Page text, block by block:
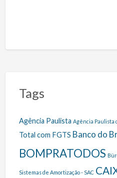
Tags
Agência Paulista Agência Paulista
Total com FGTS Banco do
BOMPRATODOS
Sistemas de Amortização - SAC